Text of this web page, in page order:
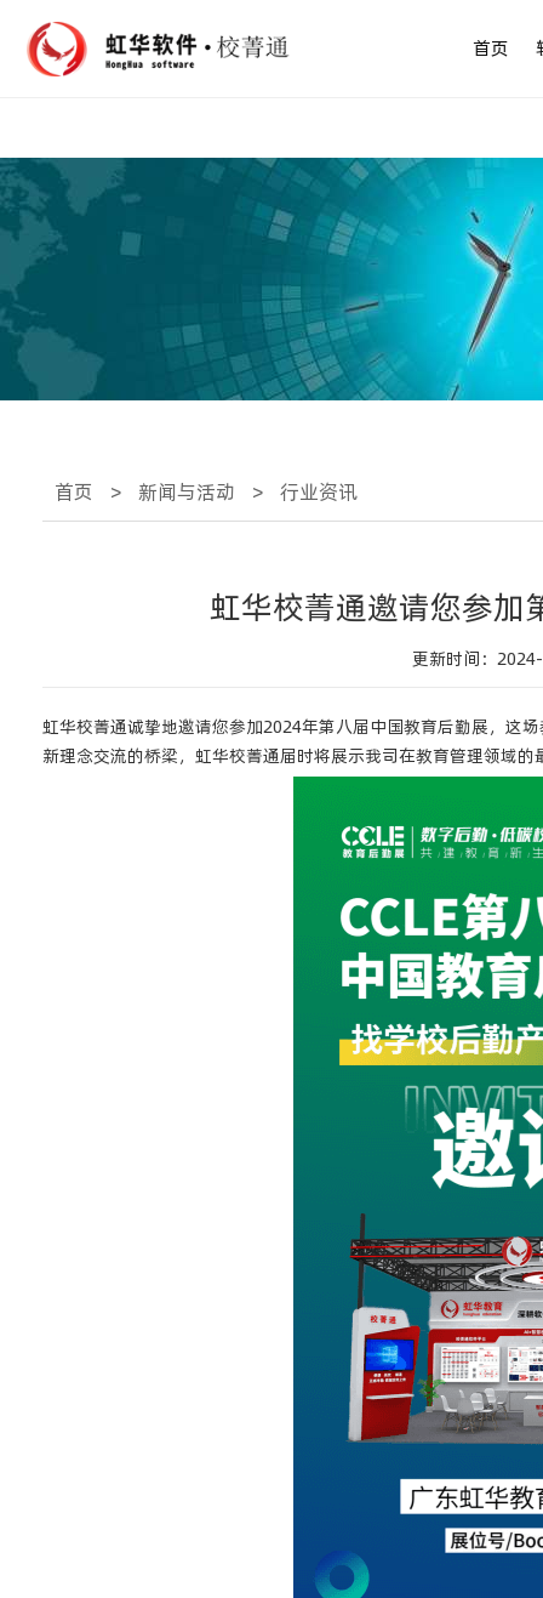
首页
首页 > 新闻与活动 > 行业资讯
虹华校菁通邀请您参加
更新时间：
虹华校菁通诚挚地邀请您参加2024年第八届中国教育后勤展，这
新理念交流的桥梁，虹华校菁通届时将展示我司在教育管理领域的